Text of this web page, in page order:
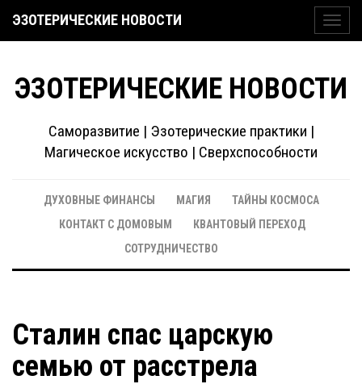
ЭЗОТЕРИЧЕСКИЕ НОВОСТИ
ЭЗОТЕРИЧЕСКИЕ НОВОСТИ
Саморазвитие | Эзотерические практики |
Магическое искусство | Сверхспособности
ДУХОВНЫЕ ФИНАНСЫ МАГИЯ
ТАЙНЫ КОСМОСА
КОНТАКТ С ДОМОВЫМ
КВАНТОВЫЙ ПЕРЕХОД
СОТРУДНИЧЕСТВО
Сталин спас царскую
семью от расстрела